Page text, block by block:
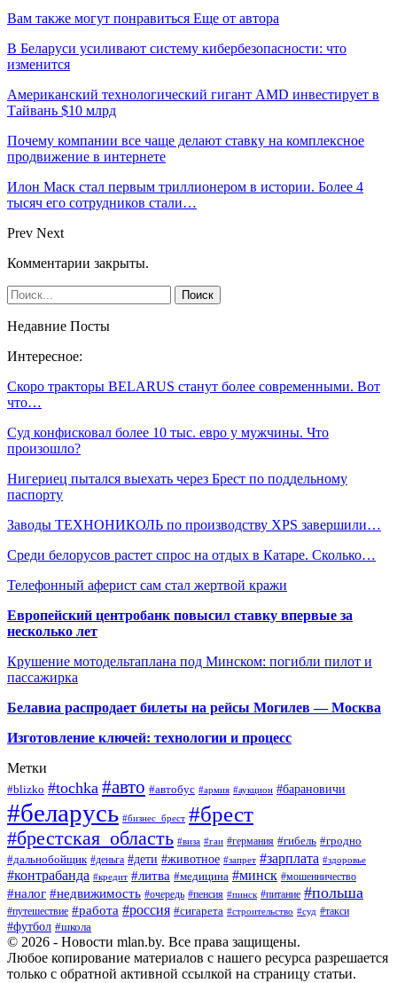
Вам также могут понравиться Еще от автора
В Беларуси усиливают систему кибербезопасности: что
изменится
Американский технологический гигант AMD инвестирует в
Тайвань $10 млрд
Почему компании все чаще делают ставку на комплексное
продвижение в интернете
Илон Маск стал первым триллионером в истории. Более 4
тысяч его сотрудников стали…
Prev Next
Комментарии закрыты.
Недавние Посты
Интересное:
Скоро тракторы BELARUS станут более современными. Вот
что…
Суд конфисковал более 10 тыс. евро у мужчины. Что
произошло?
Нигериец пытался выехать через Брест по поддельному
паспорту
Заводы ТЕХНОНИКОЛЬ по производству XPS завершили…
Среди белорусов растет спрос на отдых в Катаре. Сколько…
Телефонный аферист сам стал жертвой кражи
Европейский центробанк повысил ставку впервые за
несколько лет
Крушение мотодельтаплана под Минском: погибли пилот и
пассажирка
Белавиа распродает билеты на рейсы Могилев — Москва
Изготовление ключей: технологии и процесс
Метки
#blizko #tochka #авто #автобус #армия #аукцион #барановичи
#беларусь #бизнес_брест #брест
#брестская_область #виза #гаи #германия #гибель #гродно
#дальнобойщик #деньга #дети #животное #запрет #зарплата #здоровье
#контрабанда #кредит #литва #медицина #минск #мошенничество
#налог #недвижимость #очередь #пенсия #пинск #питание #польша
#путешествие #работа #россия #сигарета #строительство #суд #такси
#футбол #школа
© 2026 - Новости mlan.by. Все права защищены.
Любое копирование материалов с нашего ресурса разрешается
только с обратной активной ссылкой на страницу статьи.